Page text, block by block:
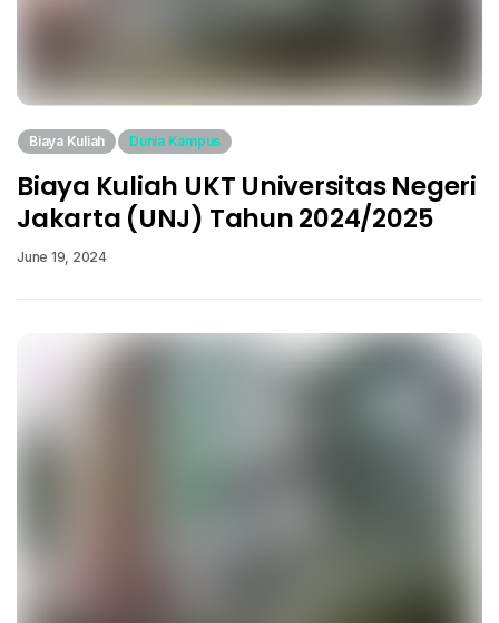
Biaya Kuliah Dunia Kampus
Biaya Kuliah UKT Universitas Negeri
Jakarta (UNJ) Tahun 2024/2025
June 19, 2024